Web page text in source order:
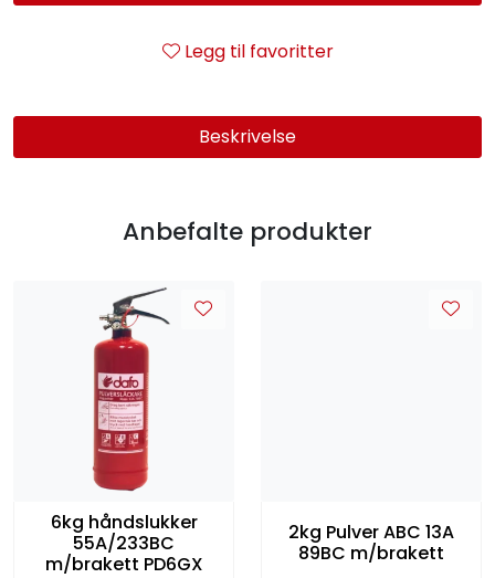
Legg til favoritter
Beskrivelse
Anbefalte produkter
6kg håndslukker
55A/233BC
m/brakett PD6GX
2kg Pulver ABC 13A
89BC m/brakett